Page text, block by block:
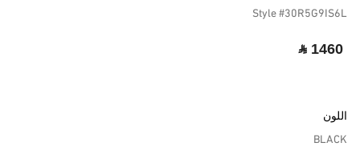
Style #30R5G9IS6L
‎ ⃁ 1460 ‎
اللون
BLACK